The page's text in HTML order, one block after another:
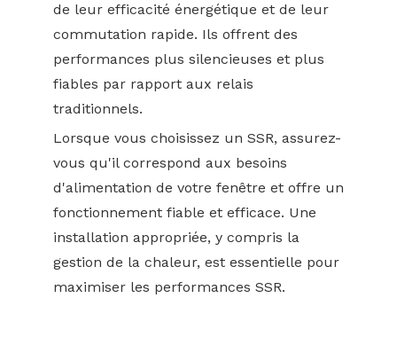
de leur efficacité énergétique et de leur
commutation rapide. Ils offrent des
performances plus silencieuses et plus
fiables par rapport aux relais
traditionnels.
Lorsque vous choisissez un SSR, assurez-
vous qu'il correspond aux besoins
d'alimentation de votre fenêtre et offre un
fonctionnement fiable et efficace. Une
installation appropriée, y compris la
gestion de la chaleur, est essentielle pour
maximiser les performances SSR.